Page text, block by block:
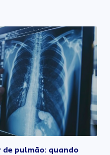
de pulmão: quando